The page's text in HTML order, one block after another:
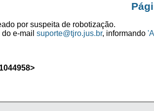
por suspeita de robotização.
e-mail suporte@tjro.jus.br, informando